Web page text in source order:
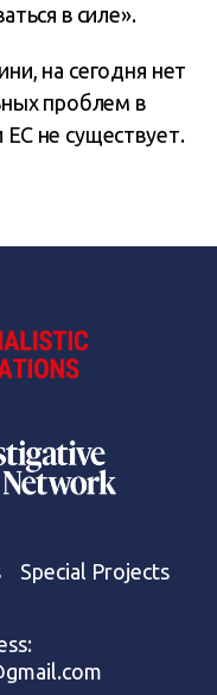
в силе».
на сегодня нет
проблем в
не существует.
Special Projects